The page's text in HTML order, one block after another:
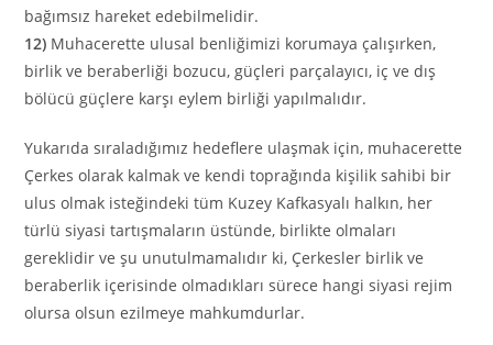
bağımsız hareket edebilmelidir.
12) Muhacerette ulusal benliğimizi korumaya çalışırken,
birlik ve beraberliği bozucu, güçleri parçalayıcı, iç ve dış
bölücü güçlere karşı eylem birliği yapılmalıdır.
Yukarıda sıraladığımız hedeflere ulaşmak için, muhacerette
Çerkes olarak kalmak ve kendi toprağında kişilik sahibi bir
ulus olmak isteğindeki tüm Kuzey Kafkasyalı halkın, her
türlü siyasi tartışmaların üstünde, birlikte olmaları
gereklidir ve şu unutulmamalıdır ki, Çerkesler birlik ve
beraberlik içerisinde olmadıkları sürece hangi siyasi rejim
olursa olsun ezilmeye mahkumdurlar.